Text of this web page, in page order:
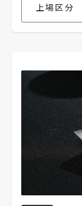
上場区分